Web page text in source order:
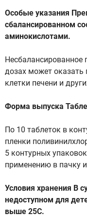
Особые указания
сбалансированном
аминокислотами.
дозах может
клетки печени и
Форма выпуска
По 10 таблеток в
пленки
5 контурных
применению в пачку
Условия хранения В
недоступном для
выше 25С.